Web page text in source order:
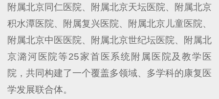
附属北京同仁医院、附属北京天坛医院、附属北京
积水潭医院、附属复兴医院、附属北京儿童医院、
附属北京中医医院、附属北京世纪坛医院、附属北
京潞河医院等25家首医系统附属医院及教学医
院，共同构建了一个覆盖多领域、多学科的康复医
学发展联合体。